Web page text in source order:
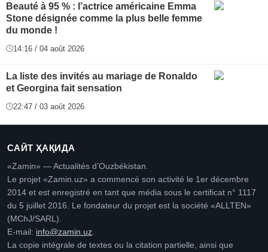
Beauté à 95 % : l’actrice américaine Emma
Stone désignée comme la plus belle femme
du monde !
14:16 / 04 août 2026
La liste des invités au mariage de Ronaldo
et Georgina fait sensation
22:47 / 03 août 2026
САЙТ ҲАҚИДА
«Zamin» — Actualités d’Ouzbékistan.
Le projet «Zamin.uz» a commencé son activité le 1er décembre
2014 et est enregistré en tant que média sous le certificat n° 1117
du 5 juillet 2016. Le fondateur du projet est la société «ALLTEN»
(MChJ/SARL).
E-mail: info@zamin.uz
La copie intégrale de textes ou la citation partielle, ainsi que